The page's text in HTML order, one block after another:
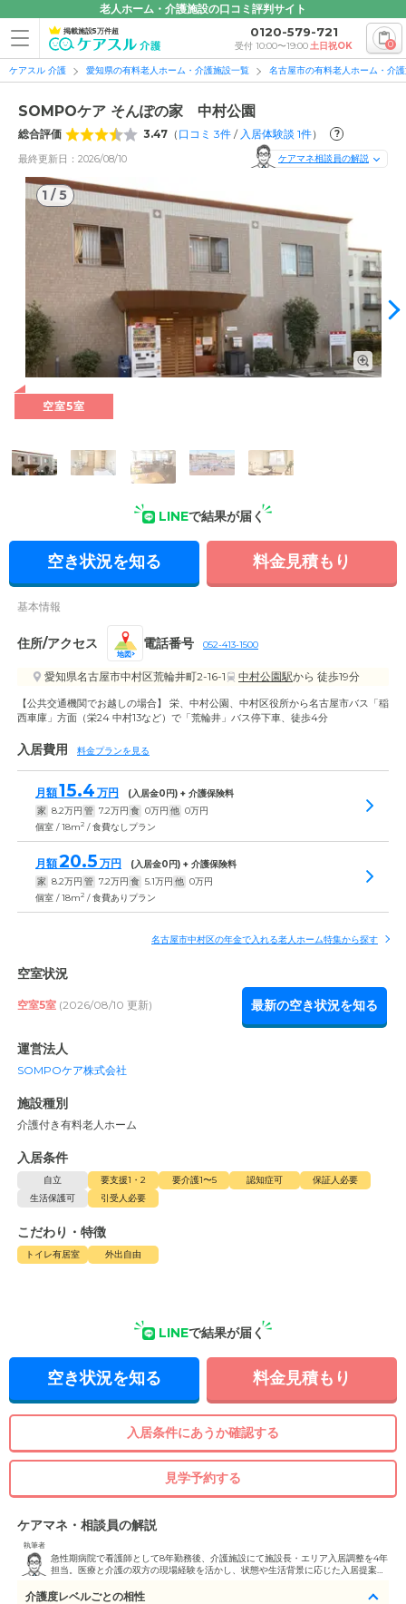
老人ホーム・介護施設の口コミ評判サイト
掲載施設5万件超 0120-579-721
受付 10:00〜19:00土日祝OK 0
ケアスル 介護 愛知県の有料老人ホーム・介護施設一覧 名古屋市の有料老人ホーム・介
SOMPOケア そんぽの家 中村公園
総合評価 3.47 （ 口コミ 3件 /入居体験談 1件） ?
最終更新日：2026/08/10 ケアマネ相談員の解説
1 /5
1/5
外観: 落ち着いた雰囲気の外観。来客用の駐車場をご用意して
おりますので、お車でもお気軽にお越しいただけます。
空室5室
LINEで結果が届く
空き状況を知る 料金見積もり
基本情報
住所/アクセス
地図
電話番号 052-413-1500
愛知県名古屋市中村区荒輪井町2-16-1 中村公園駅から 徒歩19分
【公共交通機関でお越しの場合】 栄、中村公園、中村区役所から名古屋市バス「稲
西車庫」方面（栄24 中村13など）で「荒輪井」バス停下車、徒歩4分
入居費用 料金プランを見る
月額15.4 万円 (入居金0円) + 介護保険料
家 8.2万円 管 7.2万円 食 0万円 他 0万円
個室 / 18m2 / 食費なしプラン
月額20.5 万円 (入居金0円) + 介護保険料
家 8.2万円 管 7.2万円 食 5.1万円 他 0万円
個室 / 18m2 / 食費ありプラン
名古屋市中村区の年金で入れる老人ホーム特集から探す
空室状況
空室5室 (2026/08/10 更新) 最新の空き状況を知る
運営法人
SOMPOケア株式会社
施設種別
介護付き有料老人ホーム
入居条件
自立 要支援1・2 要介護1〜5 認知症可
保証人必要
生活保護可
引受人必要
こだわり・特徴
トイレ有居室 外出自由
LINEで結果が届く
空き状況を知る 料金見積もり
入居条件にあうか確認する
見学予約する
ケアマネ・相談員の解説
執筆者
急性期病院で看護師として8年勤務後、介護施設にて施設長・エリア入居調整を4年
担当。医療と介護の双方の現場経験を活かし、状態や生活背景に応じた入居提案・
介護度レベルごとの相性